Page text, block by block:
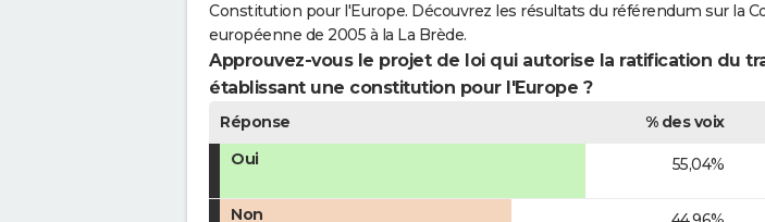
Constitution pour l'Europe. Découvrez les résultats du référendum sur la
européenne de 2005 à la La Brède.
Approuvez-vous le projet de loi qui autorise la ratification du
établissant une constitution pour l'Europe ?
Réponse % des voix
Oui
55,04%
Non